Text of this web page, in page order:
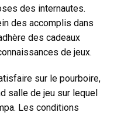
des internautes.
des accomplis dans
des cadeaux
de jeux.
sur le pourboire,
salle de jeu sur lequel
Les conditions